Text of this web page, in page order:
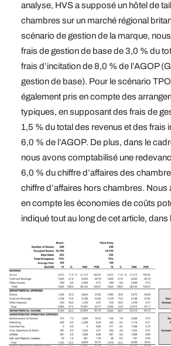
analyse, HVS a supposé un hôtel de
chambres sur un marché régional
scénario de gestion de la marque,
frais de gestion de base de 3,0 % du
frais d’incitation de 8,0 % de l’AGOP
gestion de base). Pour le scénario
également pris en compte des
typiques, en supposant des frais de
1,5 % du total des revenus et des frais
6,0 % de l’AGOP. De plus, dans le
nous avons comptabilisé une
6,0 % du chiffre d’affaires des
chiffre d’affaires hors chambres. Nous
en compte les économies de coûts
indiqué tout au long de cet article, dans